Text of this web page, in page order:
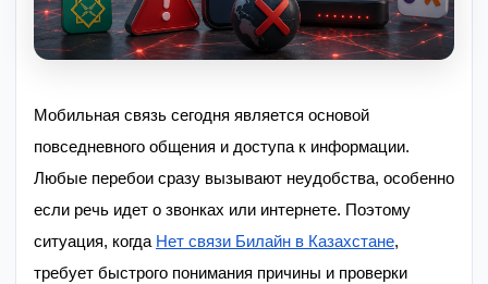
Мобильная связь сегодня является основой
повседневного общения и доступа к информации.
Любые перебои сразу вызывают неудобства, особенно
если речь идет о звонках или интернете. Поэтому
ситуация, когда Нет связи Билайн в Казахстане,
требует быстрого понимания причины и проверки